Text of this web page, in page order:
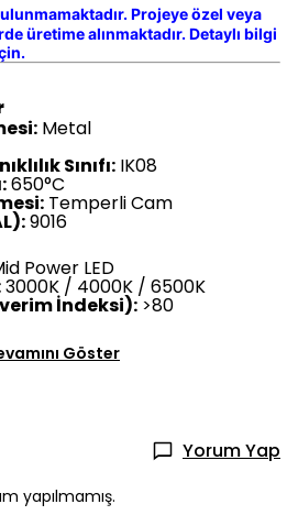
Projeye özel veya
üretime alınmaktadır. Detaylı bilgi
Metal
Sınıfı: IK08
650°C
Temperli Cam
9016
Power LED
3000K / 4000K / 6500K
İndeksi): >80
Göster
Yorum Yap
yapılmamış.